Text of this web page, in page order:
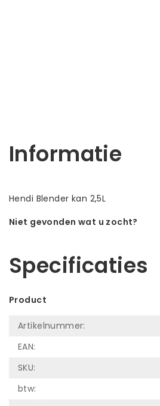
Informatie
Hendi Blender kan 2,5L
Niet gevonden wat u zocht?
Specificaties
Product
Artikelnummer:
EAN:
SKU:
btw: